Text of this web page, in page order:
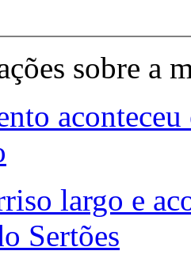
sobre a
largo e
Sertões